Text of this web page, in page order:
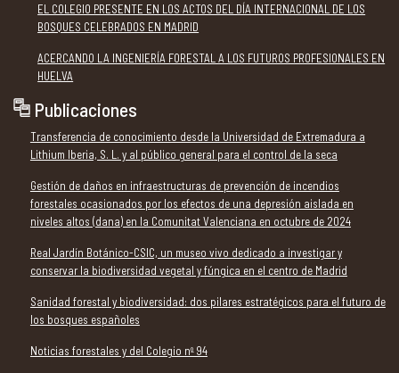
EL COLEGIO PRESENTE EN LOS ACTOS DEL DÍA INTERNACIONAL DE LOS
BOSQUES CELEBRADOS EN MADRID
ACERCANDO LA INGENIERÍA FORESTAL A LOS FUTUROS PROFESIONALES EN
HUELVA
Publicaciones
Transferencia de conocimiento desde la Universidad de Extremadura a
Lithium Iberia, S. L. y al público general para el control de la seca
Gestión de daños en infraestructuras de prevención de incendios
forestales ocasionados por los efectos de una depresión aislada en
niveles altos (dana) en la Comunitat Valenciana en octubre de 2024
Real Jardín Botánico-CSIC, un museo vivo dedicado a investigar y
conservar la biodiversidad vegetal y fúngica en el centro de Madrid
Sanidad forestal y biodiversidad: dos pilares estratégicos para el futuro de
los bosques españoles
Noticias forestales y del Colegio nº 94